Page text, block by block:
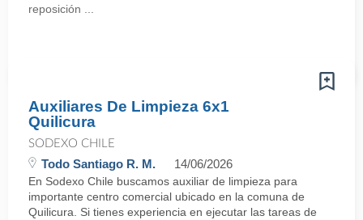
reposición ...
Auxiliares De Limpieza 6x1
Quilicura
SODEXO CHILE
Todo Santiago R. M. 14/06/2026
En Sodexo Chile buscamos auxiliar de limpieza para
importante centro comercial ubicado en la comuna de
Quilicura. Si tienes experiencia en ejecutar las tareas de